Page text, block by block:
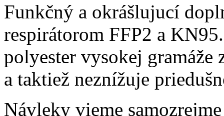
Funkčný a okrášlujucí
respirátorom FFP2 a
polyester vysokej gramáže
a taktiež neznížuje
Návleky vieme